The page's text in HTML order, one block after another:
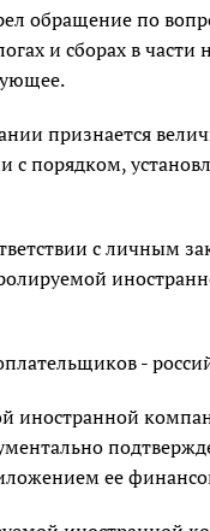
обращение по
и сборах в
признается
с порядком,
с личным
-
иностранной
ее